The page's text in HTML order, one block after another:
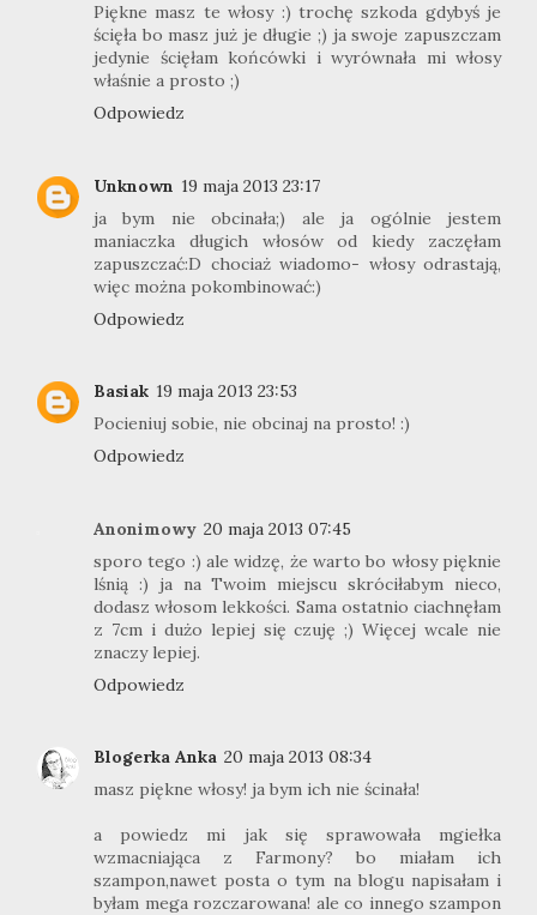
Piękne masz te włosy :) trochę szkoda gdybyś je
ścięła bo masz już je długie ;) ja swoje zapuszczam
jedynie ścięłam końcówki i wyrównała mi włosy
właśnie a prosto ;)
Odpowiedz
Unknown 19 maja 2013 23:17
ja bym nie obcinała;) ale ja ogólnie jestem
maniaczka długich włosów od kiedy zaczęłam
zapuszczać:D chociaż wiadomo- włosy odrastają,
więc można pokombinować:)
Odpowiedz
Basiak 19 maja 2013 23:53
Pocieniuj sobie, nie obcinaj na prosto! :)
Odpowiedz
Anonimowy 20 maja 2013 07:45
sporo tego :) ale widzę, że warto bo włosy pięknie
lśnią :) ja na Twoim miejscu skróciłabym nieco,
dodasz włosom lekkości. Sama ostatnio ciachnęłam
z 7cm i dużo lepiej się czuję ;) Więcej wcale nie
znaczy lepiej.
Odpowiedz
Blogerka Anka 20 maja 2013 08:34
masz piękne włosy! ja bym ich nie ścinała!
a powiedz mi jak się sprawowała mgiełka
wzmacniająca z Farmony? bo miałam ich
szampon,nawet posta o tym na blogu napisałam i
byłam mega rozczarowana! ale co innego szampon